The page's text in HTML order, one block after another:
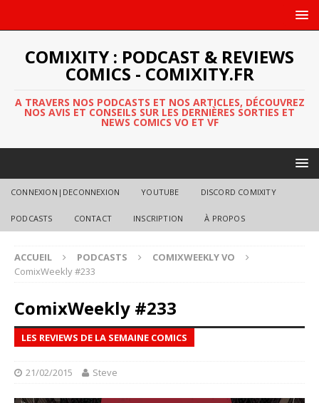
COMIXITY : PODCAST & REVIEWS
COMICS - COMIXITY.FR
A TRAVERS NOS PODCASTS ET NOS ARTICLES, DÉCOUVREZ
NOS AVIS ET CONSEILS SUR LES DERNIÈRES SORTIES ET
NEWS COMICS VO ET VF
CONNEXION|DECONNEXION YOUTUBE DISCORD COMIXITY
PODCASTS CONTACT INSCRIPTION À PROPOS
ACCUEIL PODCASTS
COMIXWEEKLY VO
ComixWeekly #233
ComixWeekly #233
LES REVIEWS DE LA SEMAINE COMICS
21/02/2015 Steve